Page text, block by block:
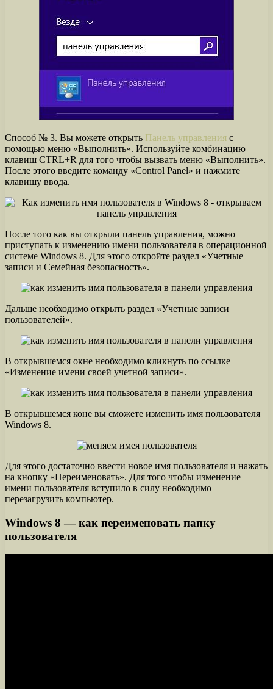
Способ № 3. Вы можете открыть Панель управления с
помощью меню «Выполнить». Используйте комбинацию
клавиш CTRL+R для того чтобы вызвать меню «Выполнить».
После этого введите команду «Control Panel» и нажмите
клавишу ввода.
После того как вы открыли панель управления, можно
приступать к изменению имени пользователя в операционной
системе Windows 8. Для этого откройте раздел «Учетные
записи и Семейная безопасность».
Дальше необходимо открыть раздел «Учетные записи
пользователей».
В открывшемся окне необходимо кликнуть по ссылке
«Изменение имени своей учетной записи».
В открывшемся коне вы сможете изменить имя пользователя
Windows 8.
Для этого достаточно ввести новое имя пользователя и нажать
на кнопку «Переименовать». Для того чтобы изменение
имени пользователя вступило в силу необходимо
перезагрузить компьютер.
Windows 8 — как переименовать папку
пользователя